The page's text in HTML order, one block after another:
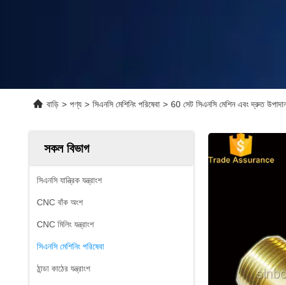
বাড়ি > পণ্য > সিএনসি মেশিনিং পরিষেবা > 60 সেট সিএনসি মেশিন এবং দ্রুত
সকল বিভাগ
সিএনসি যান্ত্রিক যন্ত্রাংশ
CNC বাঁক অংশ
CNC মিলিং যন্ত্রাংশ
সিএনসি মেশিনিং পরিষেবা
ঠান্ডা কাঠের যন্ত্রাংশ